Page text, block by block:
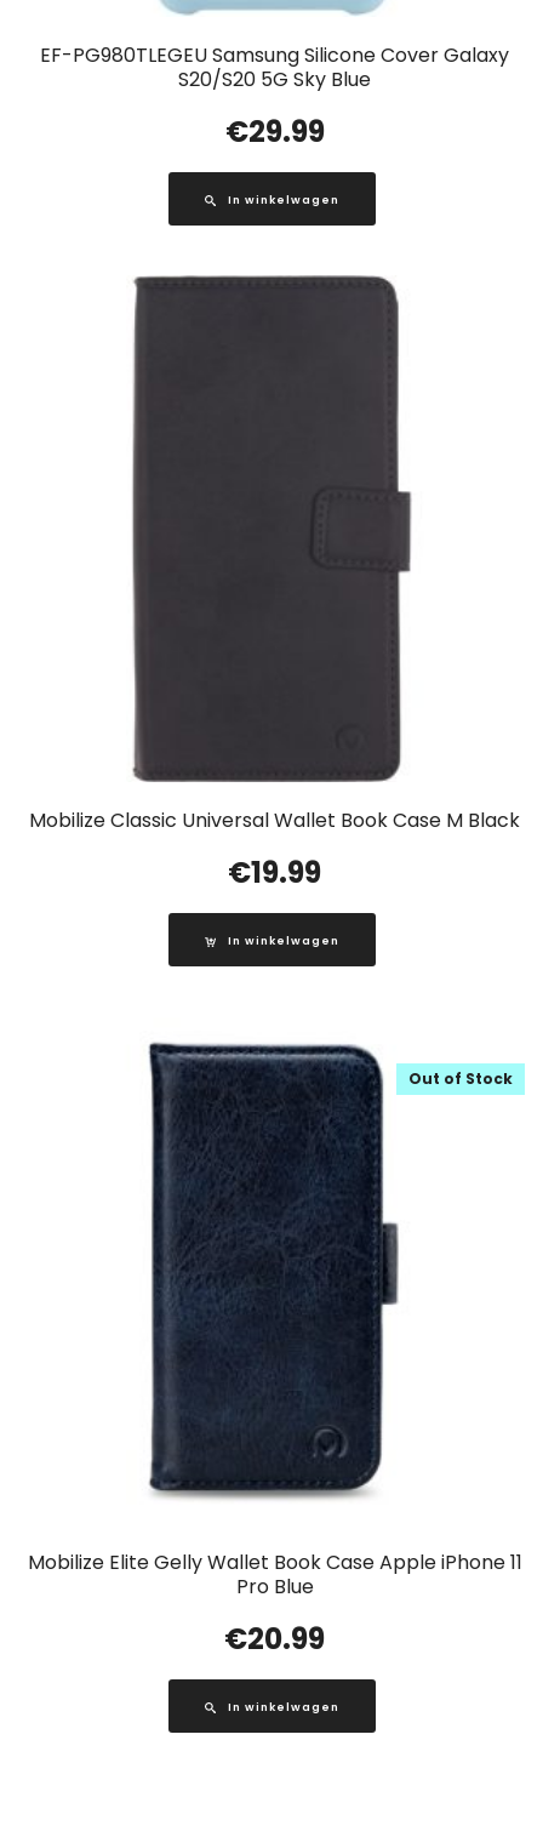
EF-PG980TLEGEU Samsung Silicone Cover Galaxy
S20/S20 5G Sky Blue
€29.99
In winkelwagen
Mobilize Classic Universal Wallet Book Case M Black
€19.99
In winkelwagen
Mobilize Elite Gelly Wallet Book Case Apple iPhone 11
Pro Blue
Out of Stock
€20.99
In winkelwagen